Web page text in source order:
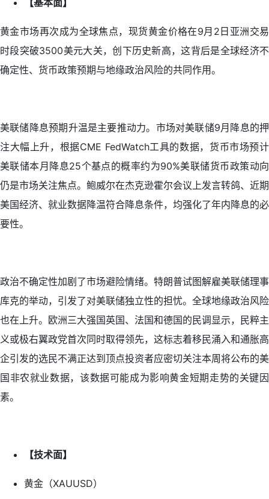
【基本面】
黄金市场再次成为全球焦点，现货黄金价格在9月2日亚洲交易
时段突破3500美元大关，创下历史新高，这背后是全球经济不
确定性、货币政策预期与地缘政治风险的共同作用。
美联储降息预期升温是主要推动力。市场对美联储9月降息的押
注大幅上升，根据CME FedWatch工具的数据，货币市场预计
美联储本月降息25个基点的概率约为90%美联储货币政策动向
仍是市场关注焦点。鲍威尔在杰克逊霍尔会议上发言转鸽、近期
美国经济、就业数据降温符合降息条件，均强化了年内降息的必
要性。
政治不确定性加剧了市场避险情绪。特朗普试图解雇美联储理事
库克的举动，引发了对美联储独立性的担忧。全球地缘政治风险
也在上升。欧洲三大强国英国、法国和德国的民调显示，民粹主
义或极右翼政党首次同时取得领先，这标志着移民涌入和通胀高
企引发的选民不满正达到顶点投资者应密切关注本周将公布的美
国非农就业数据，该数据可能成为影响黄金短期走势的关键因
素。
【技术面】
黄金（XAUUSD）